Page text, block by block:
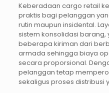
Keberadaan cargo retail
praktis bagi pelanggan
rutin maupun insidental.
sistem konsolidasi
beberapa kiriman dari
armada sehingga biaya
secara proporsional.
pelanggan tetap
sekaligus proses distribusi